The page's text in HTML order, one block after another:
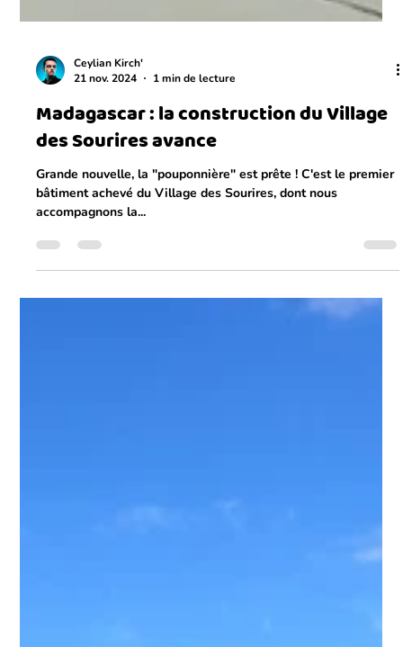
Ceylian Kirch'
21 nov. 2024
1 min de lecture
Madagascar : la construction du Village
des Sourires avance
Grande nouvelle, la "pouponnière" est prête ! C'est le premier